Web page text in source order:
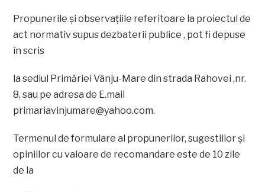
Propunerile şi observaţiile referitoare la proiectul de
act normativ supus dezbaterii publice , pot fi depuse
în scris
la sediul Primăriei Vânju-Mare din strada Rahovei ,nr.
8, sau pe adresa de E.mail
primariavinjumare@yahoo.com.
Termenul de formulare al propunerilor, sugestiilor şi
opiniilor cu valoare de recomandare este de 10 zile
de la